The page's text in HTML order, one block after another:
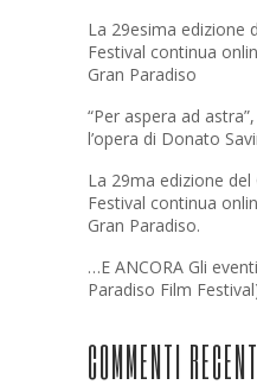
La 29esima edizione
Festival continua
Gran Paradiso
“Per aspera ad
l’opera di Donato
La 29ma edizione del
Festival continua
Gran Paradiso.
…E ANCORA Gli
Paradiso Film
COMMENTI